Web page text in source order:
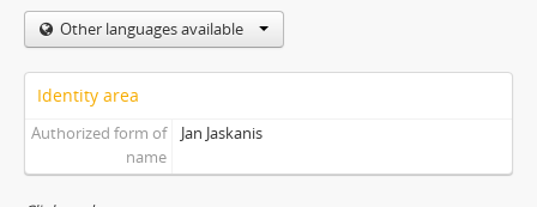
Other languages available
Identity area
Authorized form of
name
Jan Jaskanis